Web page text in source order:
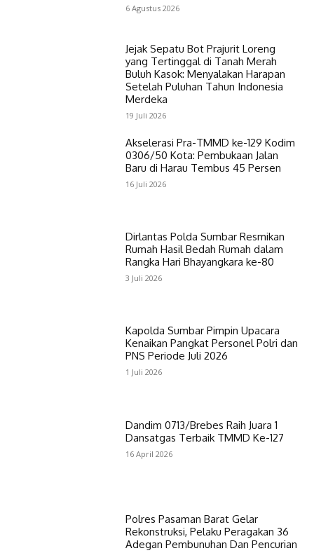
6 Agustus 2026
Jejak Sepatu Bot Prajurit Loreng
yang Tertinggal di Tanah Merah
Buluh Kasok: Menyalakan Harapan
Setelah Puluhan Tahun Indonesia
Merdeka
19 Juli 2026
Akselerasi Pra-TMMD ke-129 Kodim
0306/50 Kota: Pembukaan Jalan
Baru di Harau Tembus 45 Persen
16 Juli 2026
Dirlantas Polda Sumbar Resmikan
Rumah Hasil Bedah Rumah dalam
Rangka Hari Bhayangkara ke-80
3 Juli 2026
Kapolda Sumbar Pimpin Upacara
Kenaikan Pangkat Personel Polri dan
PNS Periode Juli 2026
1 Juli 2026
Dandim 0713/Brebes Raih Juara 1
Dansatgas Terbaik TMMD Ke-127
16 April 2026
Polres Pasaman Barat Gelar
Rekonstruksi, Pelaku Peragakan 36
Adegan Pembunuhan Dan Pencurian